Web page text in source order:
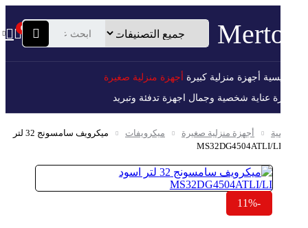
0
الرئيسية أجهزة منزلية كبيرة أجهزة منزلية صغيرة
اجهزة عناية شخصية وجمال اجهزة تدفئة وتبريد
الرئيسية أجهزة منزلية صغيرة ميكرويفات
ميكرويف سامسونج 32 لتر
-11%